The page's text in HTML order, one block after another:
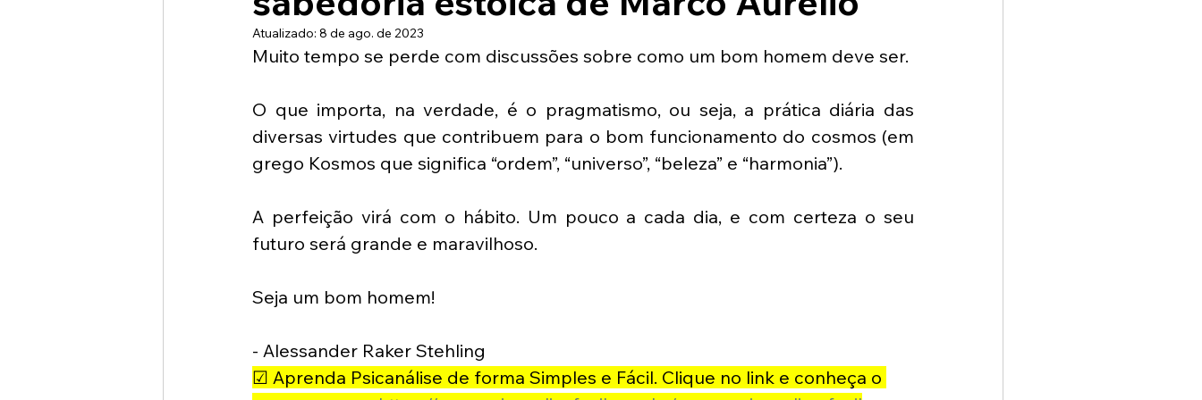
Atualizado: 8 de ago. de 2023
Muito tempo se perde com discussões sobre como um bom homem deve ser.
O que importa, na verdade, é o pragmatismo, ou seja, a prática diária das
diversas virtudes que contribuem para o bom funcionamento do cosmos (em
grego Kosmos que significa “ordem”, “universo”, “beleza” e “harmonia”).
A perfeição virá com o hábito. Um pouco a cada dia, e com certeza o seu
futuro será grande e maravilhoso.
Seja um bom homem!
- Alessander Raker Stehling
☑ Aprenda Psicanálise de forma Simples e Fácil. Clique no link e conheça o